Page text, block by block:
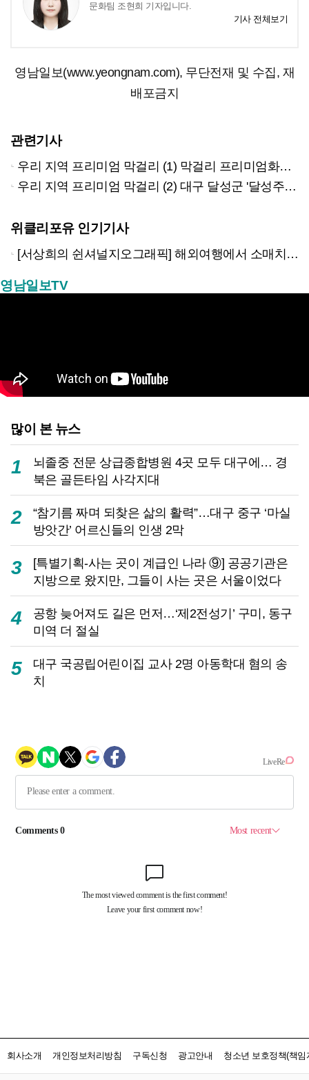
문화팀 조현희 기자입니다.
기사 전체보기
영남일보(www.yeongnam.com), 무단전재 및 수집, 재
배포금지
관련기사
우리 지역 프리미엄 막걸리 (1) 막걸리 프리미엄화…소규모 양조장의 재발견
우리 지역 프리미엄 막걸리 (2) 대구 달성군 '달성주조' 지역특산물 엄선
위클리포유 인기기사
[서상희의 쉰셔널지오그래픽] 해외여행에서 소매치기 당하지 않는 다섯가지 방법
영남일보TV
많이 본 뉴스
1
뇌졸중 전문 상급종합병원 4곳 모두 대구에… 경
북은 골든타임 사각지대
2
“참기름 짜며 되찾은 삶의 활력”…대구 중구 ‘마실
방앗간’ 어르신들의 인생 2막
3
[특별기획-사는 곳이 계급인 나라 ⑨] 공공기관은
지방으로 왔지만, 그들이 사는 곳은 서울이었다
4
공항 늦어져도 길은 먼저…‘제2전성기’ 구미, 동구
미역 더 절실
5
대구 국공립어린이집 교사 2명 아동학대 혐의 송
치
회사소개 개인정보처리방침 구독신청 광고안내 청소년 보호정책(책임